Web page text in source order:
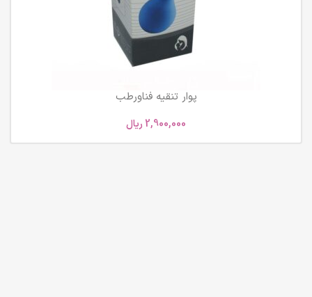
پوار تنقیه فناورطب
2,900,000 ریال